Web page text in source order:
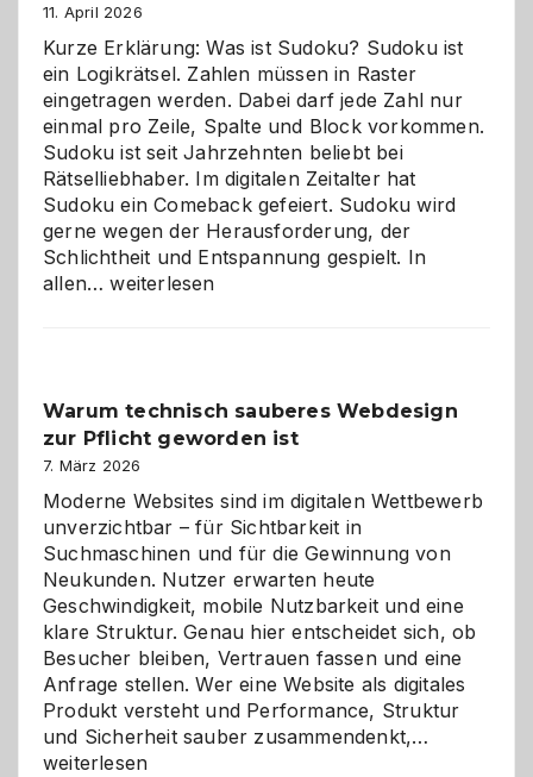
11. April 2026
Kurze Erklärung: Was ist Sudoku? Sudoku ist
ein Logikrätsel. Zahlen müssen in Raster
eingetragen werden. Dabei darf jede Zahl nur
einmal pro Zeile, Spalte und Block vorkommen.
Sudoku ist seit Jahrzehnten beliebt bei
Rätselliebhaber. Im digitalen Zeitalter hat
Sudoku ein Comeback gefeiert. Sudoku wird
gerne wegen der Herausforderung, der
Schlichtheit und Entspannung gespielt. In
allen…Sudoku
den
Logikrätseln
weiterlesen
Warum technisch sauberes Webdesign
zur Pflicht geworden ist
7. März 2026
Moderne Websites sind im digitalen Wettbewerb
unverzichtbar – für Sichtbarkeit in
Suchmaschinen und für die Gewinnung von
Neukunden. Nutzer erwarten heute
Geschwindigkeit, mobile Nutzbarkeit und eine
klare Struktur. Genau hier entscheidet sich, ob
Besucher bleiben, Vertrauen fassen und eine
Anfrage stellen. Wer eine Website als digitales
Produkt versteht und Performance, Struktur
und Sicherheit sauber zusammendenkt,…
weiterlesen